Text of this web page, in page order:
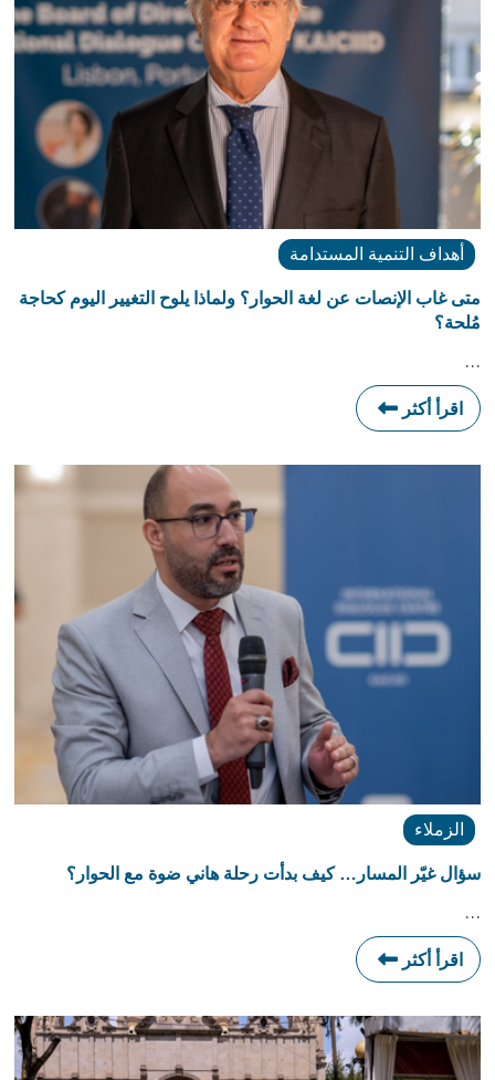
أهداف التنمية المستدامة
متى غاب الإنصات عن لغة الحوار؟ ولماذا يلوح التغيير اليوم كحاجة
مُلحة؟
…
اقرأ أكثر
الزملاء
سؤال غيّر المسار… كيف بدأت رحلة هاني ضوة مع الحوار؟
…
اقرأ أكثر